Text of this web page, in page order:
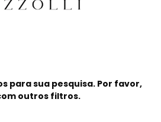
para sua pesquisa. Por favor,
outros filtros.